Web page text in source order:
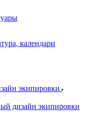
календари
экипировки
дизайн экипировки